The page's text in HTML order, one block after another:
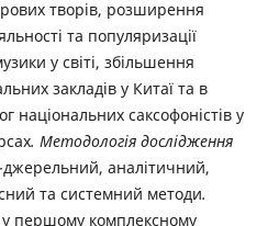
творів, розширення
та популяризації
у світі, збільшення
закладів у Китаї та в
національних саксофоністів у
. Методологія дослідження
аналітичний,
та системний методи.
першому комплексному